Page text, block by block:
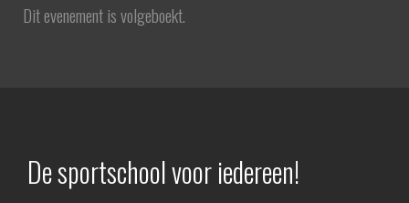
Dit evenement is volgeboekt.
De sportschool voor iedereen!